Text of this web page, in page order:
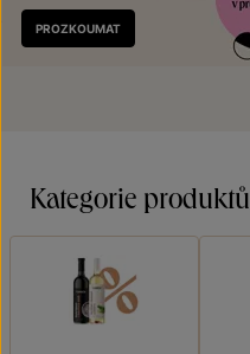
Nově
v prodeji
PROZKOUMAT
Kategorie produktů